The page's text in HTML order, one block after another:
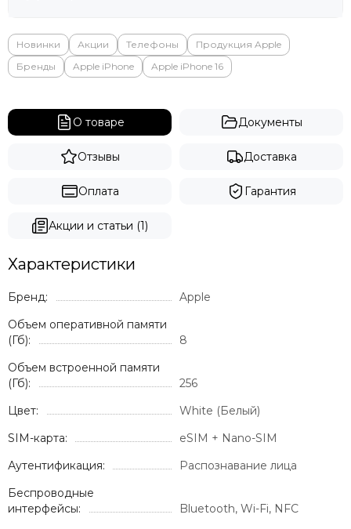
Новинки Акции Телефоны
Продукция Apple
Бренды
Apple iPhone Apple iPhone 16
О товаре Документы
Отзывы Доставка
Оплата Гарантия
Акции и статьи (1)
Характеристики
Бренд:
Apple
Объем оперативной памяти
(Гб):
8
Объем встроенной памяти
(Гб):
256
Цвет:
White (Белый)
SIM-карта:
eSIM + Nano-SIM
Аутентификация:
Распознавание лица
Беспроводные
интерфейсы:
Bluetooth, Wi-Fi, NFC